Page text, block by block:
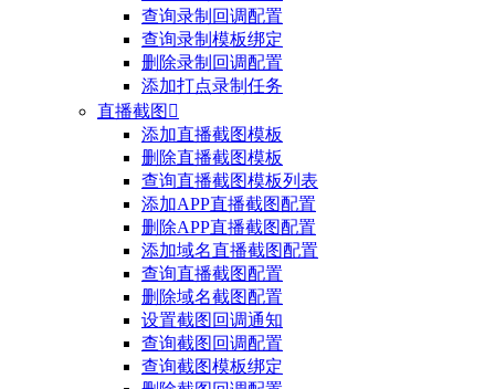
查询录制回调配置
查询录制模板绑定
删除录制回调配置
添加打点录制任务
直播截图 
添加直播截图模板
删除直播截图模板
查询直播截图模板列表
添加APP直播截图配置
删除APP直播截图配置
添加域名直播截图配置
查询直播截图配置
删除域名截图配置
设置截图回调通知
查询截图回调配置
查询截图模板绑定